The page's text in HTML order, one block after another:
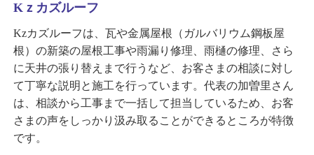
Kｚカズルーフ
Kzカズルーフは、瓦や金属屋根（ガルバリウム鋼板屋
根）の新築の屋根工事や雨漏り修理、雨樋の修理、さら
に天井の張り替えまで行うなど、お客さまの相談に対し
て丁寧な説明と施工を行っています。代表の加曽里さん
は、相談から工事まで一括して担当しているため、お客
さまの声をしっかり汲み取ることができるところが特徴
です。